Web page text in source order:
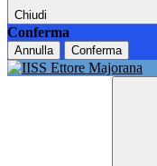
Chiudi
Conferma
Annulla Conferma